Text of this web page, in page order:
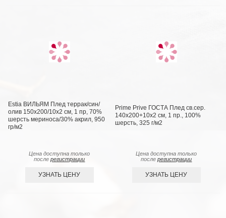
Estia ВИЛЬЯМ Плед террак/син/
олив 150х200/10х2 см, 1 пр, 70%
шерсть мериноса/30% акрил, 950
гр/м2
Цена доступна только
послерегистрации
УЗНАТЬ ЦЕНУ
Prime Prive ГОСТА Плед св.сер.
140х200+10х2 см, 1 пр., 100%
шерсть, 325 г/м2
Цена доступна только
послерегистрации
УЗНАТЬ ЦЕНУ